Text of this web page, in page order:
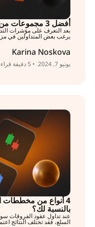
أفضل 3 مجموعات من مؤشرات التداول
بعد التعرف على مؤشرات
يرغب بعض المتداولين في
Karina Noskova
يونيو 7, 2024 • 5 دقيقة قراءة
4 أنواع من مخططات
بالنسبة لك؟
عند تداول عقود الفروقات
السلع، فقد تختلف النتائج